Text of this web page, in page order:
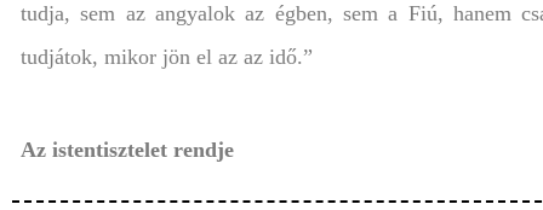
tudja, sem az angyalok az égben, sem a Fiú, hanem
tudjátok, mikor jön el az az idő.”
Az istentisztelet rendje